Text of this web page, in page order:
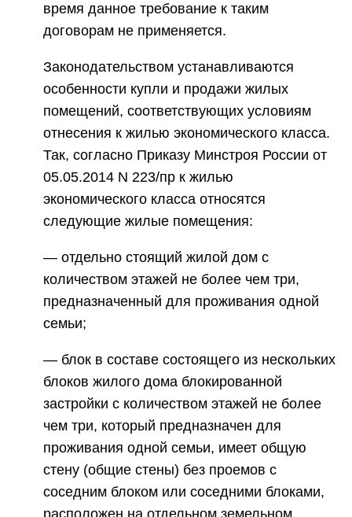
время данное требование к таким
договорам не применяется.
Законодательством устанавливаются
особенности купли и продажи жилых
помещений, соответствующих условиям
отнесения к жилью экономического класса.
Так, согласно Приказу Минстроя России от
05.05.2014 N 223/пр к жилью
экономического класса относятся
следующие жилые помещения:
— отдельно стоящий жилой дом с
количеством этажей не более чем три,
предназначенный для проживания одной
семьи;
— блок в составе состоящего из нескольких
блоков жилого дома блокированной
застройки с количеством этажей не более
чем три, который предназначен для
проживания одной семьи, имеет общую
стену (общие стены) без проемов с
соседним блоком или соседними блоками,
расположен на отдельном земельном